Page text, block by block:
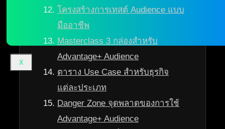
X
โครงสร้างการเทสต์ Audience แบบ
มืออาชีพ
Masterclass 3 กล่องสำหรับ
Advantage+ Audience
ตาราง Use Case สำหรับธุรกิจ
แต่ละประเภท
Danger Zone จุดพลาดของการใช้
Advantage+ Audience